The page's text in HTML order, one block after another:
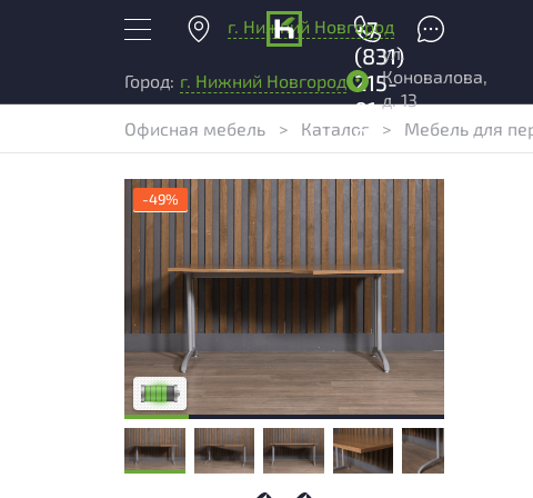
г. Нижний Новгород
+7
(831)
215-
01-
04
Город: г. Нижний Новгород
ул.
Коновалова,
д. 13
Офисная мебель > Каталог > Мебель для
-49%
У товара присутствуют незначительные
следы эксплуатации, не влияющие на
удобство его использования
Низкая степень износа